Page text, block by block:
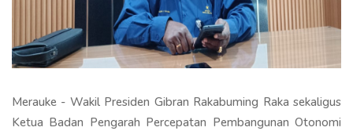
Merauke - Wakil Presiden Gibran Rakabuming Raka sekaligus
Ketua Badan Pengarah Percepatan Pembangunan Otonomi